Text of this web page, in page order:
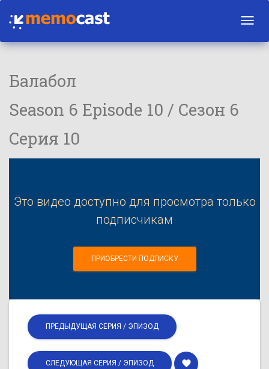
Балабол
Season 6 Episode 10 / Сезон 6
Серия 10
Это видео доступно для просмотра только
подписчикам
ПРИОБРЕСТИ ПОДПИСКУ
ПРЕДЫДУЩАЯ СЕРИЯ / ЭПИЗОД
СЛЕДУЮЩАЯ СЕРИЯ / ЭПИЗОД favorite